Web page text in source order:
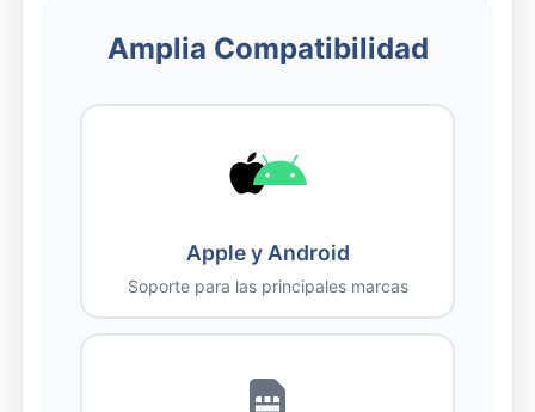
Amplia Compatibilidad
Apple y Android
Soporte para las principales marcas